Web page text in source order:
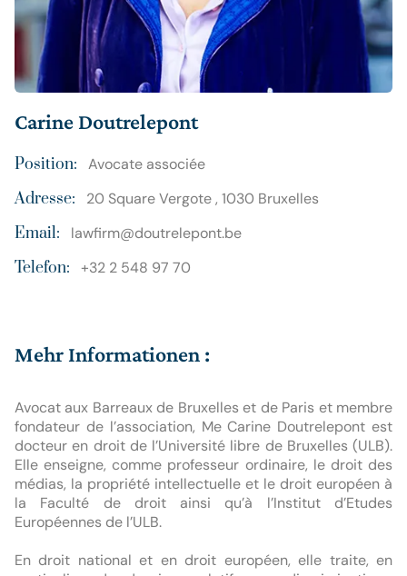
Carine Doutrelepont
Position: Avocate associée
Adresse: 20 Square Vergote , 1030 Bruxelles
Email: lawfirm@doutrelepont.be
Telefon: +32 2 548 97 70
Mehr Informationen :
Avocat aux Barreaux de Bruxelles et de Paris et membre
fondateur de l’association, Me Carine Doutrelepont est
docteur en droit de l’Université libre de Bruxelles (ULB).
Elle enseigne, comme professeur ordinaire, le droit des
médias, la propriété intellectuelle et le droit européen à
la Faculté de droit ainsi qu’à l’Institut d’Etudes
Européennes de l’ULB.
En droit national et en droit européen, elle traite, en